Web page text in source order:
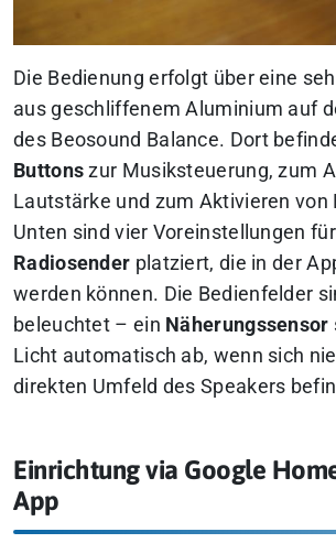
Die Bedienung erfolgt über eine
aus geschliffenem Aluminium auf
des Beosound Balance. Dort
Buttons zur Musiksteuerung, zum
Lautstärke und zum Aktivieren von
Unten sind vier Voreinstellungen
Radiosender platziert, die in der
werden können. Die Bedienfelder
beleuchtet – ein Näherungssensor
Licht automatisch ab, wenn sich
direkten Umfeld des Speakers
Einrichtung via Google
App